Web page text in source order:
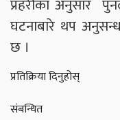
प्रहरीका अनुसार
घटनाबारे थप
छ ।
प्रतिक्रिया दिनुहोस्
संबन्धित